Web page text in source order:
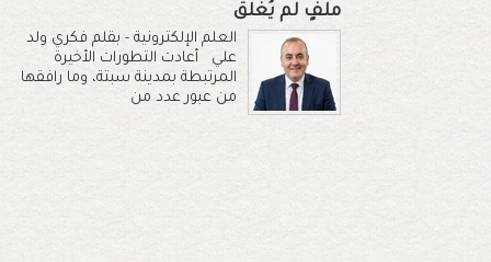
ملفٍ لم يُغلق
العلم الإلكترونية - بقلم فكري ولد
علي أعادت التطورات الأخيرة
المرتبطة بمدينة سبتة، وما رافقها
من عبور عدد من